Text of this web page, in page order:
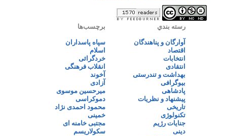
رسته بندي
آوارگان و پناهندگان
اقتصاد
انتخابات
انتقادی
بهداشت و تندرستی
بیوگرافی
پادشاهی
پیشنهاد و نظریات
تاریخی
تکنولوژی
جنایات رژیم
دینی
برچسب‌ها
سپاه پاسداران
اسلام
خردگرائی
انقلاب فرهنگی
آخوند
آزادی
میرحسین موسوی
دموکراسی
محمود احمدی نژاد
خمینی
مجتبی خامنه ای
سکولاریسم